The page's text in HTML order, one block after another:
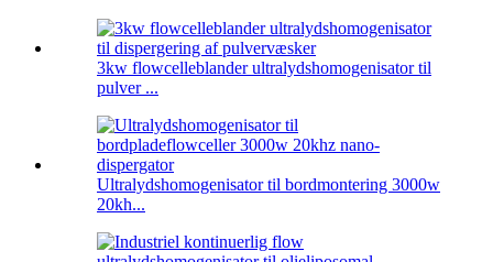
3kw flowcelleblander ultralydshomogenisator til
pulver ...
Ultralydshomogenisator til bordmontering 3000w
20kh...